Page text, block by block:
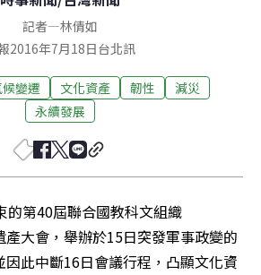
記者—林倩如
2016年7月18日台北訊
變遷 文化資產 韌性
減災
永續發展
的第40屆聯合國教科文組織
產大會，舉辦於15日突發軍事政變的
此中斷16日會議行程，凸顯文化資